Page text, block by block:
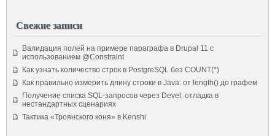
Свежие записи
Валидация полей на примере параграфа в Drupal 11 с
использованием @Constraint
Как узнать количество строк в PostgreSQL без COUNT(*)
Как правильно измерить длину строки в Java: от length() до графем
Получение списка SQL-запросов через Devel: отладка в
нестандартных сценариях
Тактика «Троянского коня» в Kenshi